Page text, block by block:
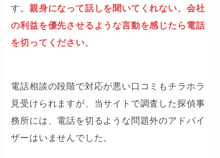
す。親身になって話しを聞いてくれない、会社
の利益を優先させるような言動を感じたら電話
を切ってください。
電話相談の段階で対応が悪い口コミもチラホラ
見受けられますが、当サイトで調査した探偵事
務所には、電話を切るような問題外のアドバイ
ザーはいませんでした。